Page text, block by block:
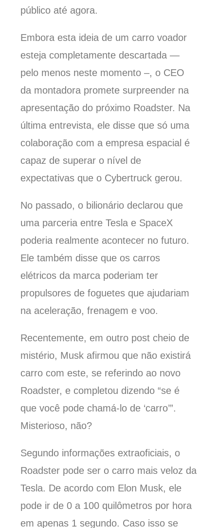
público até agora.
Embora esta ideia de um carro voador
esteja completamente descartada —
pelo menos neste momento –, o CEO
da montadora promete surpreender na
apresentação do próximo Roadster. Na
última entrevista, ele disse que só uma
colaboração com a empresa espacial é
capaz de superar o nível de
expectativas que o Cybertruck gerou.
No passado, o bilionário declarou que
uma parceria entre Tesla e SpaceX
poderia realmente acontecer no futuro.
Ele também disse que os carros
elétricos da marca poderiam ter
propulsores de foguetes que ajudariam
na aceleração, frenagem e voo.
Recentemente, em outro post cheio de
mistério, Musk afirmou que não existirá
carro com este, se referindo ao novo
Roadster, e completou dizendo “se é
que você pode chamá-lo de ‘carro’”.
Misterioso, não?
Segundo informações extraoficiais, o
Roadster pode ser o carro mais veloz da
Tesla. De acordo com Elon Musk, ele
pode ir de 0 a 100 quilômetros por hora
em apenas 1 segundo. Caso isso se